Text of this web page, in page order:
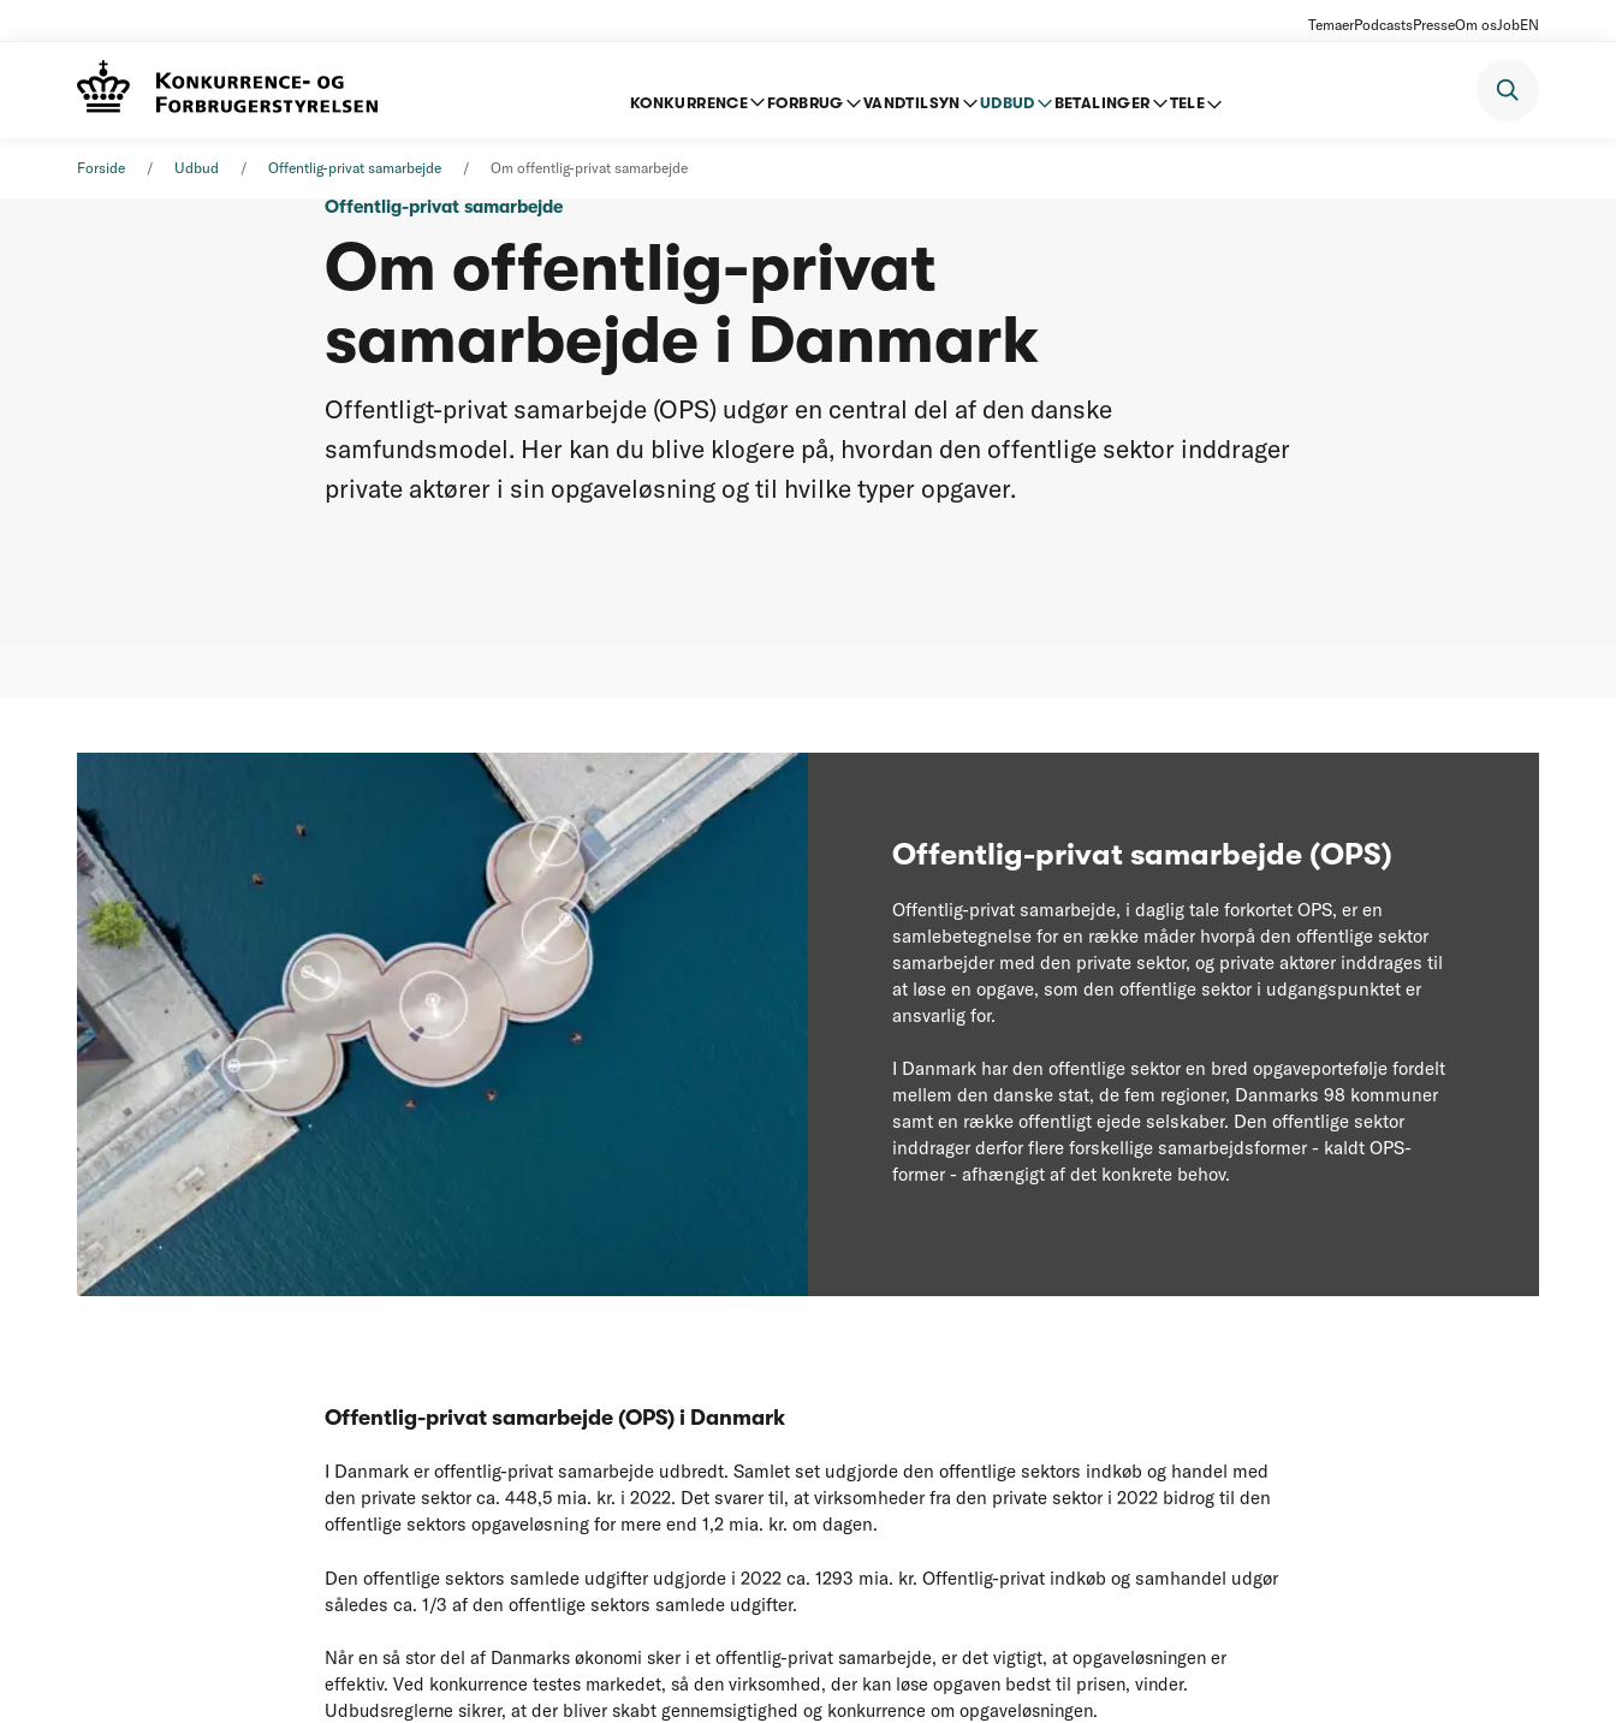
TemaerPodcastsPresseOm osJobEN
KONKURRENCE FORBRUG VANDTILSYN UDBUD BETALINGER TELE
Forside Udbud Offentlig-privat samarbejde Om offentlig-privat samarbejde
Offentlig-privat samarbejde
Om offentlig-privat
samarbejde i Danmark
Offentligt-privat samarbejde (OPS) udgør en central del af den danske
samfundsmodel. Her kan du blive klogere på, hvordan den offentlige sektor inddrager
private aktører i sin opgaveløsning og til hvilke typer opgaver.
Offentlig-privat samarbejde (OPS)
Offentlig-privat samarbejde, i daglig tale forkortet OPS, er en
samlebetegnelse for en række måder hvorpå den offentlige sektor
samarbejder med den private sektor, og private aktører inddrages til
at løse en opgave, som den offentlige sektor i udgangspunktet er
ansvarlig for.
I Danmark har den offentlige sektor en bred opgaveportefølje fordelt
mellem den danske stat, de fem regioner, Danmarks 98 kommuner
samt en række offentligt ejede selskaber. Den offentlige sektor
inddrager derfor flere forskellige samarbejdsformer - kaldt OPS-
former - afhængigt af det konkrete behov.
Offentlig-privat samarbejde (OPS) i Danmark
I Danmark er offentlig-privat samarbejde udbredt. Samlet set udgjorde den offentlige sektors indkøb og handel med
den private sektor ca. 448,5 mia. kr. i 2022. Det svarer til, at virksomheder fra den private sektor i 2022 bidrog til den
offentlige sektors opgaveløsning for mere end 1,2 mia. kr. om dagen.
Den offentlige sektors samlede udgifter udgjorde i 2022 ca. 1293 mia. kr. Offentlig-privat indkøb og samhandel udgør
således ca. 1/3 af den offentlige sektors samlede udgifter.
Når en så stor del af Danmarks økonomi sker i et offentlig-privat samarbejde, er det vigtigt, at opgaveløsningen er
effektiv. Ved konkurrence testes markedet, så den virksomhed, der kan løse opgaven bedst til prisen, vinder.
Udbudsreglerne sikrer, at der bliver skabt gennemsigtighed og konkurrence om opgaveløsningen.